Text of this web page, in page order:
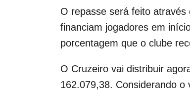
O repasse será feito
financiam jogadores em
porcentagem que o clube
O Cruzeiro vai distribuir
162.079,38. Considerando